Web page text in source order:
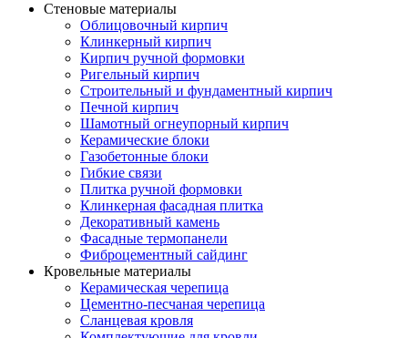
Стеновые материалы
Облицовочный кирпич
Клинкерный кирпич
Кирпич ручной формовки
Ригельный кирпич
Строительный и фундаментный кирпич
Печной кирпич
Шамотный огнеупорный кирпич
Керамические блоки
Газобетонные блоки
Гибкие связи
Плитка ручной формовки
Клинкерная фасадная плитка
Декоративный камень
Фасадные термопанели
Фиброцементный сайдинг
Кровельные материалы
Керамическая черепица
Цементно-песчаная черепица
Сланцевая кровля